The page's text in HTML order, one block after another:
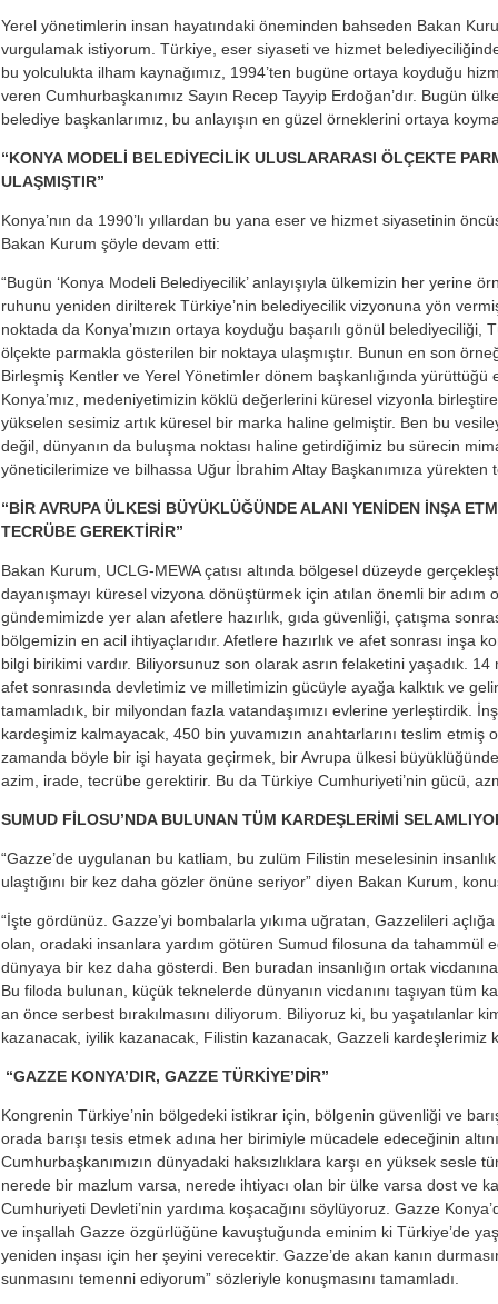
Yerel yönetimlerin insan hayatındaki öneminden bahseden Bakan
vurgulamak istiyorum. Türkiye, eser siyaseti ve hizmet
bu yolculukta ilham kaynağımız, 1994’ten bugüne ortaya koyduğu
veren Cumhurbaşkanımız Sayın Recep Tayyip Erdoğan’dır. Bugün
belediye başkanlarımız, bu anlayışın en güzel örneklerini ortaya
“KONYA MODELİ BELEDİYECİLİK ULUSLARARASI ÖLÇEKTE
ULAŞMIŞTIR”
Konya’nın da 1990’lı yıllardan bu yana eser ve hizmet siyasetinin
Bakan Kurum şöyle devam etti:
“Bugün ‘Konya Modeli Belediyecilik’ anlayışıyla ülkemizin her yerine
ruhunu yeniden dirilterek Türkiye’nin belediyecilik vizyonuna yön
noktada da Konya’mızın ortaya koyduğu başarılı gönül belediyeciliği,
ölçekte parmakla gösterilen bir noktaya ulaşmıştır. Bunun en son
Birleşmiş Kentler ve Yerel Yönetimler dönem başkanlığında yürüttüğü
Konya’mız, medeniyetimizin köklü değerlerini küresel vizyonla
yükselen sesimiz artık küresel bir marka haline gelmiştir. Ben bu
değil, dünyanın da buluşma noktası haline getirdiğimiz bu sürecin
yöneticilerimize ve bilhassa Uğur İbrahim Altay Başkanımıza yürekten
“BİR AVRUPA ÜLKESİ BÜYÜKLÜĞÜNDE ALANI YENİDEN İNŞA
TECRÜBE GEREKTİRİR”
Bakan Kurum, UCLG-MEWA çatısı altında bölgesel düzeyde
dayanışmayı küresel vizyona dönüştürmek için atılan önemli bir adım
gündemimizde yer alan afetlere hazırlık, gıda güvenliği, çatışma
bölgemizin en acil ihtiyaçlarıdır. Afetlere hazırlık ve afet sonrası inşa
bilgi birikimi vardır. Biliyorsunuz son olarak asrın felaketini yaşadık. 14
afet sonrasında devletimiz ve milletimizin gücüyle ayağa kalktık ve
tamamladık, bir milyondan fazla vatandaşımızı evlerine yerleştirdik.
kardeşimiz kalmayacak, 450 bin yuvamızın anahtarlarını teslim etmiş
zamanda böyle bir işi hayata geçirmek, bir Avrupa ülkesi
azim, irade, tecrübe gerektirir. Bu da Türkiye Cumhuriyeti’nin gücü,
SUMUD FİLOSU’NDA BULUNAN TÜM KARDEŞLERİMİ
“Gazze’de uygulanan bu katliam, bu zulüm Filistin meselesinin
ulaştığını bir kez daha gözler önüne seriyor” diyen Bakan Kurum,
“İşte gördünüz. Gazze’yi bombalarla yıkıma uğratan, Gazzelileri
olan, oradaki insanlara yardım götüren Sumud filosuna da tahammül
dünyaya bir kez daha gösterdi. Ben buradan insanlığın ortak
Bu filoda bulunan, küçük teknelerde dünyanın vicdanını taşıyan tüm
an önce serbest bırakılmasını diliyorum. Biliyoruz ki, bu yaşatılanlar
kazanacak, iyilik kazanacak, Filistin kazanacak, Gazzeli kardeşlerimiz
“GAZZE KONYA’DIR, GAZZE TÜRKİYE’DİR”
Kongrenin Türkiye’nin bölgedeki istikrar için, bölgenin güvenliği ve
orada barışı tesis etmek adına her birimiyle mücadele edeceğinin
Cumhurbaşkanımızın dünyadaki haksızlıklara karşı en yüksek sesle
nerede bir mazlum varsa, nerede ihtiyacı olan bir ülke varsa dost ve
Cumhuriyeti Devleti’nin yardıma koşacağını söylüyoruz. Gazze
ve inşallah Gazze özgürlüğüne kavuştuğunda eminim ki Türkiye’de
yeniden inşası için her şeyini verecektir. Gazze’de akan kanın
sunmasını temenni ediyorum” sözleriyle konuşmasını tamamladı.